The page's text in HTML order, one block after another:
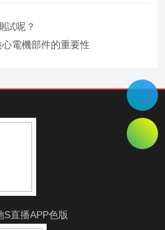
試呢？
電機部件的重要性
S直播APP色版